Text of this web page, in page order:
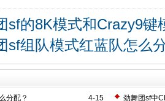
sf的8K模式和Crazy9键
sf组队模式红蓝队怎么
4-15
分配？
劲舞团sf中